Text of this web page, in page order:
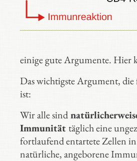
einige gute Argumente. Hier
Das wichtigste Argument,
ist:
Wir alle sind
Immunitättäglich eine
fortlaufend entartete Zellen
natürliche, angeborene